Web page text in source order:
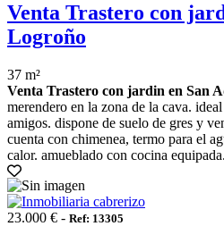
Venta Trastero con
Logroño
37 m²
Venta Trastero con jardin en San
merendero en la zona de la cava.
amigos. dispone de suelo de gres y
cuenta con chimenea, termo para el
calor. amueblado con cocina
23.000 € - Ref: 13305